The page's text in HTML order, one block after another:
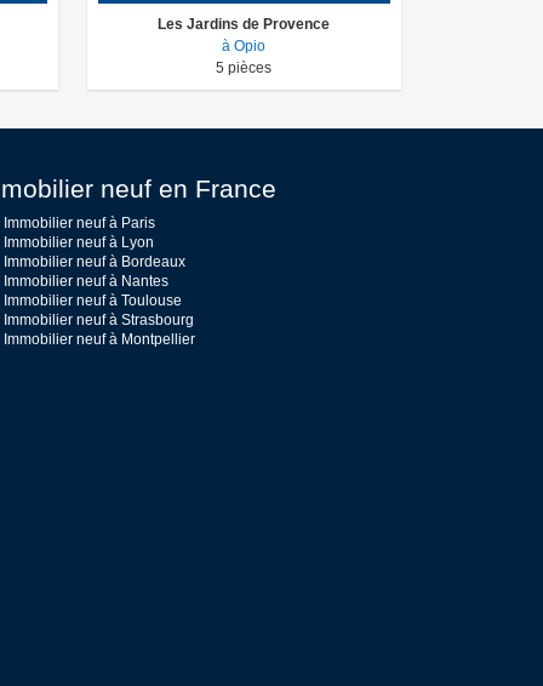
Les Jardins de Provence
à Opio
5 pièces
neuf en France
Immobilier neuf à Paris
Immobilier neuf à Lyon
Immobilier neuf à Bordeaux
Immobilier neuf à Nantes
Immobilier neuf à Toulouse
Immobilier neuf à Strasbourg
Immobilier neuf à Montpellier